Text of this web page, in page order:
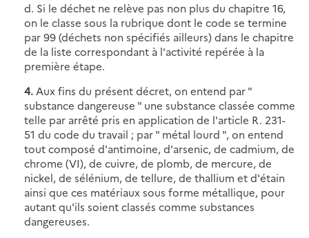
d. Si le déchet ne relève pas non plus du chapitre 16,
on le classe sous la rubrique dont le code se termine
par 99 (déchets non spécifiés ailleurs) dans le chapitre
de la liste correspondant à l'activité repérée à la
première étape.
4. Aux fins du présent décret, on entend par "
substance dangereuse " une substance classée comme
telle par arrêté pris en application de l'article R. 231-
51 du code du travail ; par " métal lourd ", on entend
tout composé d'antimoine, d'arsenic, de cadmium, de
chrome (VI), de cuivre, de plomb, de mercure, de
nickel, de sélénium, de tellure, de thallium et d'étain
ainsi que ces matériaux sous forme métallique, pour
autant qu'ils soient classés comme substances
dangereuses.